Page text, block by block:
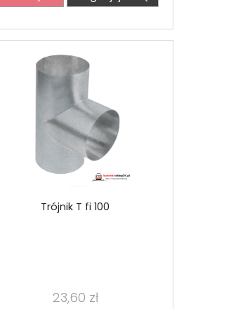
Trójnik T fi 100
23,60 zł